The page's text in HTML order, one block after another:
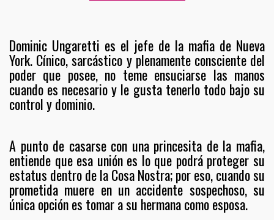
Dominic Ungaretti es el jefe de la mafia de Nueva
York. Cínico, sarcástico y plenamente consciente del
poder que posee, no teme ensuciarse las manos
cuando es necesario y le gusta tenerlo todo bajo su
control y dominio.
A punto de casarse con una princesita de la mafia,
entiende que esa unión es lo que podrá proteger su
estatus dentro de la Cosa Nostra; por eso, cuando su
prometida muere en un accidente sospechoso, su
única opción es tomar a su hermana como esposa.